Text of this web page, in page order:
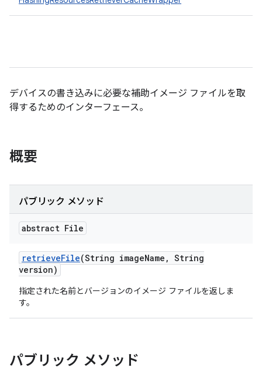
デバイスの書き込みに必要な補助イメージ ファイルを取
得するためのインターフェース。
概要
パブリック メソッド
abstract File
retrieveFile(String imageName , String
version)
指定された名前とバージョンのイメージ ファイルを返しま
す。
パブリック メソッド